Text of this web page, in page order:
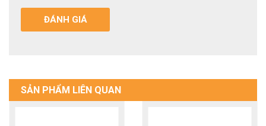
ĐÁNH GIÁ
SẢN PHẨM LIÊN QUAN